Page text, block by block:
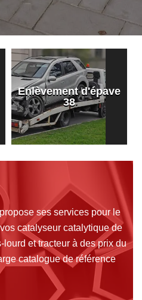
Enlèvement d'épave
38
ses services pour le
catalyseur catalytique de
et tracteur à des prix du
catalogue de référence